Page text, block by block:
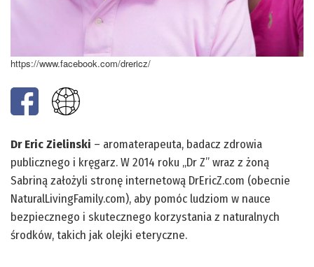
https://www.facebook.com/drericz/
Dr Eric Zielinski – aromaterapeuta, badacz zdrowia
publicznego i kręgarz. W 2014 roku „Dr Z” wraz z żoną
Sabriną założyli stronę internetową DrEricZ.com (obecnie
NaturalLivingFamily.com), aby pomóc ludziom w nauce
bezpiecznego i skutecznego korzystania z naturalnych
środków, takich jak olejki eteryczne.